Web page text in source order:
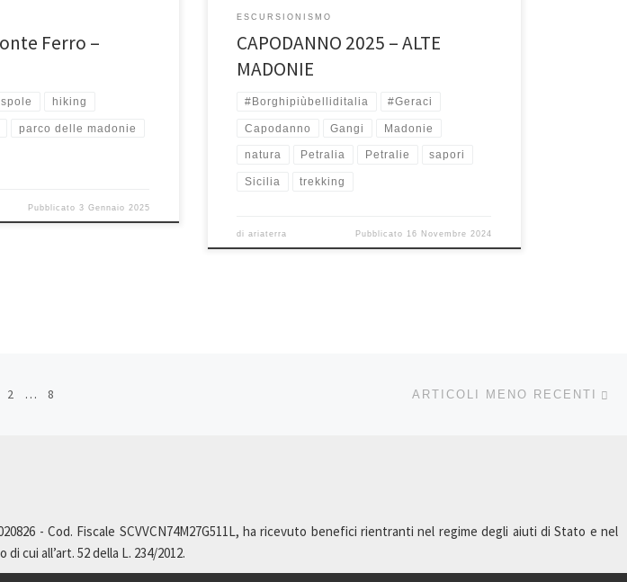
Ferro –
hiking
parco delle madonie
Pubblicato 3 Gennaio 2025
ESCURSIONISMO
CAPODANNO 2025 – ALTE
MADONIE
#Borghipiùbelliditalia #Geraci
Capodanno Gangi Madonie
natura Petralia Petralie sapori
Sicilia trekking
diariaterra Pubblicato 16 Novembre 2024
2 … 8 ARTICOLI MENO RECENTI
- Cod. Fiscale SCVVCN74M27G511L, ha ricevuto benefici rientranti nel regime degli aiuti di Stato e nel
cui all’art. 52 della L. 234/2012.